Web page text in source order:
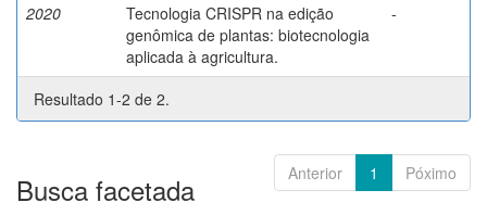
2020
Tecnologia CRISPR na edição
genômica de plantas: biotecnologia
aplicada à agricultura.
-
Resultado 1-2 de 2.
Anterior 1 Póximo
Busca facetada